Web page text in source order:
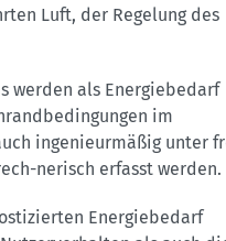
Luft, der Regelung des
werden als Energiebedarf
im
ingenieurmäßig unter
nerisch erfasst werden.
Energiebedarf